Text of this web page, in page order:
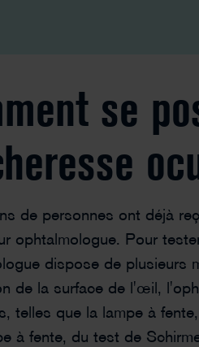
se
de personnes ont déjà
ophtalmologue. Pour
dispose de plusieurs
de la surface de l'œil,
telles que la lampe à
à fente, du test de